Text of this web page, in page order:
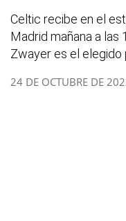
Celtic recibe en el
Madrid mañana a las
Zwayer es el elegido
24 DE OCTUBRE DE